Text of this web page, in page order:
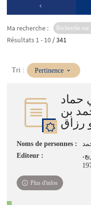
Ma recherche :
Résultats 1 - 10 / 341
Tri : (Mise
immédiate)
Pertinence
حماد
/ أحمد بن
رزاق
Noms de personnes :
Editeur :
Plus d'infos